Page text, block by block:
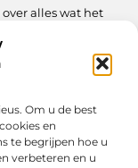
Om u de best
en
te begrijpen hoe u
verbeteren en u
alles wat het